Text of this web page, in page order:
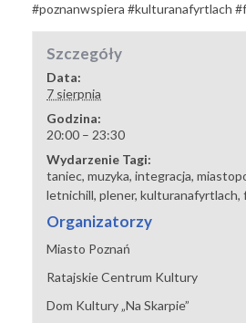
#poznanwspiera #kulturanafyrtlach
Szczegóły
Data:
7 sierpnia
Godzina:
20:00 – 23:30
Wydarzenie Tagi:
taniec,muzyka,integracja,
letnichill,plener,kulturanafyrtlach,
Organizatorzy
Miasto Poznań
Ratajskie Centrum Kultury
Dom Kultury „Na Skarpie”